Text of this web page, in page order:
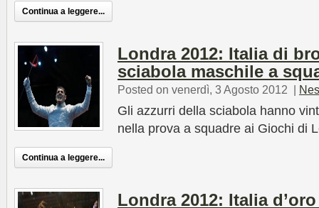
Continua a leggere...
Londra 2012: Italia di
sciabola maschile a
Posted on venerdì, 3 Agosto 2012 |
Gli azzurri della sciabola hanno
nella prova a squadre ai Giochi di
Continua a leggere...
Londra 2012: Italia